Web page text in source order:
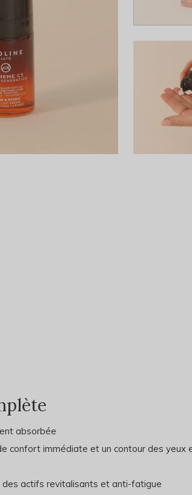
absorbée
confort immédiate et un contour des yeux
des actifs revitalisants et anti-fatigue